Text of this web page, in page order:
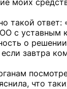
моих
такой
с уставным
о
завтра
что